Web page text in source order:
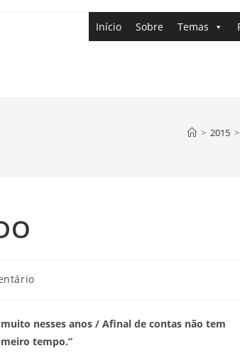
Início Sobre Temas
> 2015 >
nesses anos / Afinal de contas não tem
tempo.”